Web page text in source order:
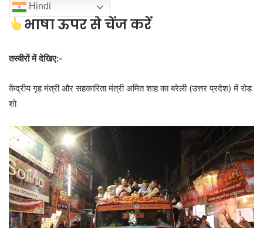
Hindi
भाषा ऊपर से चेंज करें
तस्वीरों में देखिए:-
केंद्रीय गृह मंत्री और सहकारिता मंत्री अमित शाह का बरेली (उत्तर प्रदेश) में रोड
शो